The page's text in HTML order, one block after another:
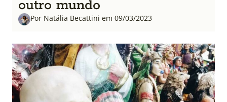
outro mundo
Por Natália Becattini em 09/03/2023